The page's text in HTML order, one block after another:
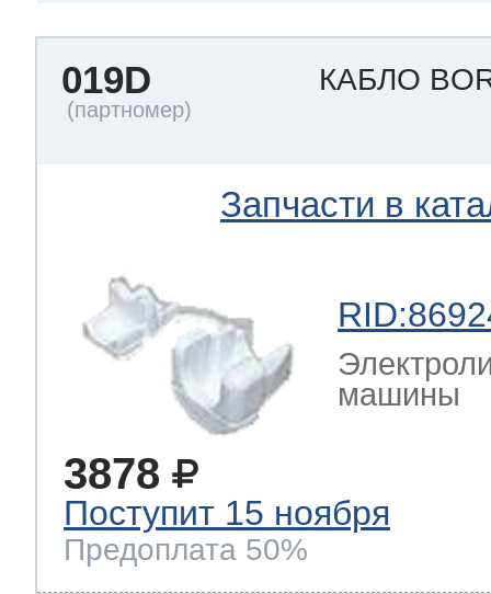
019D КАБЛО
Запчасти в
машины
3878
Поступит 15 ноября
Предоплата 50%